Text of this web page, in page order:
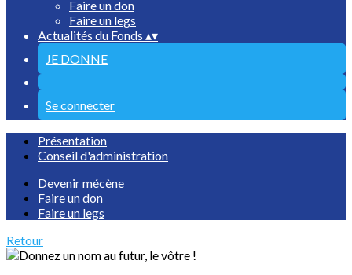
Faire un don
Faire un legs
Actualités du Fonds ▴▾
JE DONNE
Se connecter
Présentation
Conseil d'administration
Devenir mécène
Faire un don
Faire un legs
Retour